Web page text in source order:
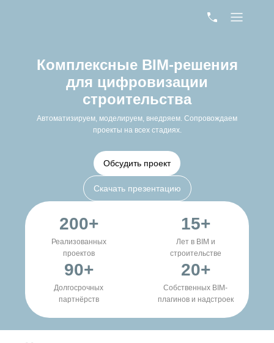
Комплексные BIM-решения
для цифровизации
строительства
Автоматизируем, моделируем, внедряем. Сопровождаем
проекты на всех стадиях.
Обсудить проект
Скачать презентацию
200+
Реализованных
проектов
15+
Лет в BIM и
строительстве
90+
Долгосрочных
партнёрств
20+
Cобственных BIM-
плагинов и надстроек